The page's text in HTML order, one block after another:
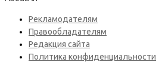
Рекламодателям
Правообладателям
Редакция сайта
Политика конфиденциальности